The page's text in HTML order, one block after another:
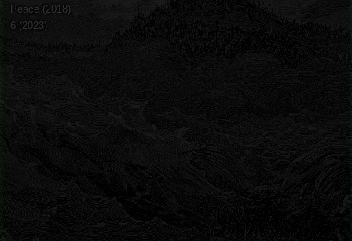
Peace (2018)
6 (2023)